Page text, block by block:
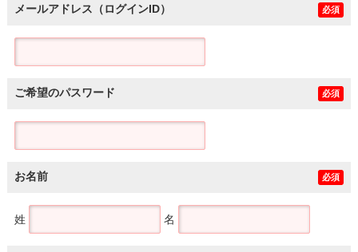
メールアドレス（ログインID） 必須
ご希望のパスワード 必須
お名前 必須
姓 名